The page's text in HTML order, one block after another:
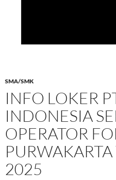
SMA/SMK
INFO LOKER
INDONESIA
OPERATOR
2025